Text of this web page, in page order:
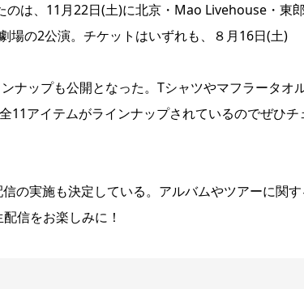
は、11月22日(土)に北京・Mao Livehouse・東
場の2公演。チケットはいずれも、８月16日(土)
ナップも公開となった。Tシャツやマフラータオ
11アイテムがラインナップされているのでぜひチ
の実施も決定している。アルバムやツアーに関
信をお楽しみに！